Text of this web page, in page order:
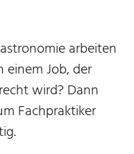
arbeiten
einem Job, der
wird? Dann
Fachpraktiker